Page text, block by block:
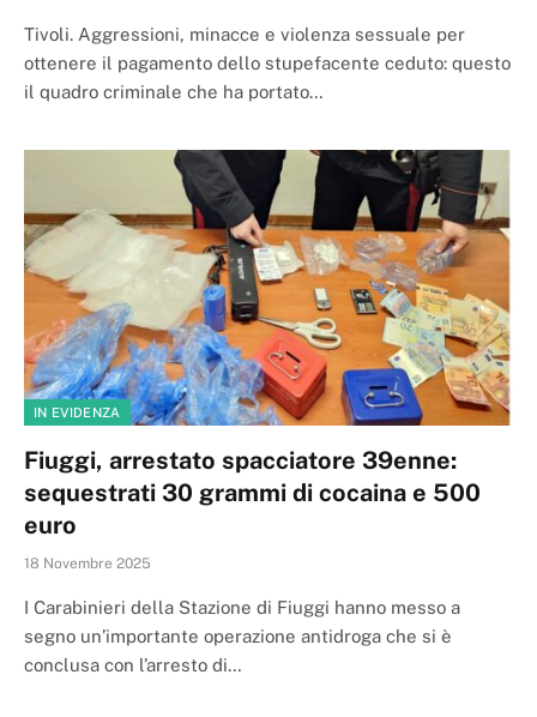
Tivoli. Aggressioni, minacce e violenza sessuale per
ottenere il pagamento dello stupefacente ceduto: questo
il quadro criminale che ha portato…
IN EVIDENZA
Fiuggi, arrestato spacciatore 39enne:
sequestrati 30 grammi di cocaina e 500
euro
18 Novembre 2025
I Carabinieri della Stazione di Fiuggi hanno messo a
segno un’importante operazione antidroga che si è
conclusa con l’arresto di…